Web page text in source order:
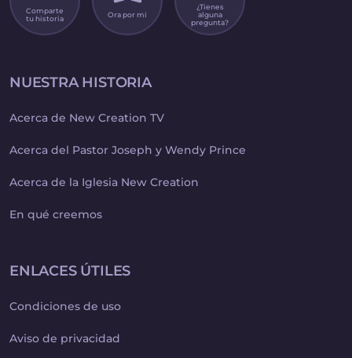
Comparte
tu historia
Ora por mí
¿Tienes
alguna
pregunta?
NUESTRA HISTORIA
Acerca de New Creation TV
Acerca del Pastor Joseph y Wendy Prince
Acerca de la Iglesia New Creation
En qué creemos
ENLACES ÚTILES
Condiciones de uso
Aviso de privacidad